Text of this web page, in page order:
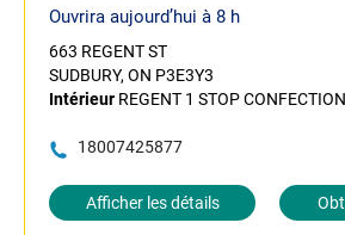
Ouvrira aujourd’hui à 8 h
663 REGENT ST
SUDBURY, ON P3E3Y3
Intérieur REGENT 1 STOP
18007425877
Afficher les détails